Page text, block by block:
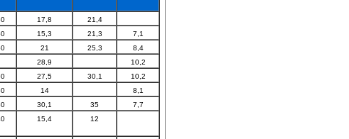
17,8
21,4
15,3 21,3
7,1
21 25,3
8,4
28,9
10,2
27,5 30,1
10,2
14
8,1
30,1 35
7,7
15,4 12